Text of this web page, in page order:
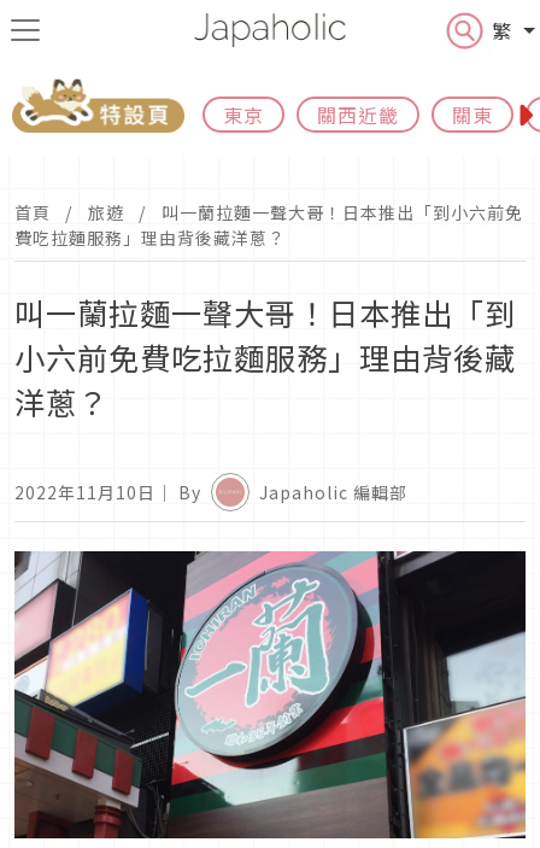
繁
東京 關西近畿 關東
首頁 旅遊
叫一蘭拉麵一聲大哥！日本推出「到小六前免
費吃拉麵服務」理由背後藏洋蔥？
叫一蘭拉麵一聲大哥！日本推出「到
小六前免費吃拉麵服務」理由背後藏
洋蔥？
2022年11月10日 ｜ By Japaholic 編輯部